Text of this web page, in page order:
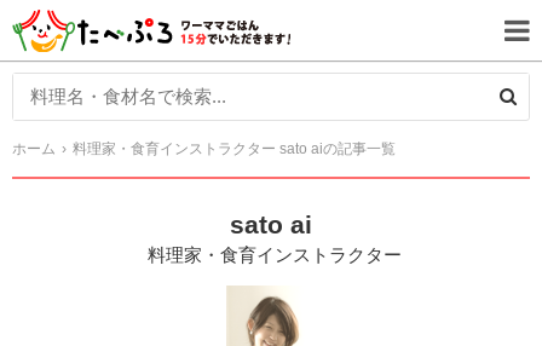
ホーム 料理家・食育インストラクター sato aiの記事一覧
sato ai
料理家・食育インストラクター